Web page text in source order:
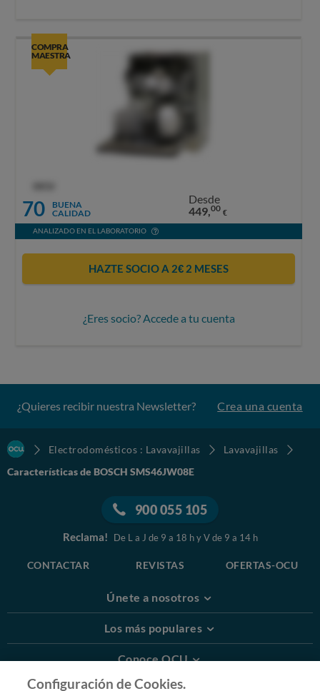
COMPRA
MAESTRA
70
BUENA
CALIDAD
Desde
449,00 €
ANALIZADO EN EL LABORATORIO
HAZTE SOCIO A 2€ 2 MESES
¿Eres socio? Accede a tu cuenta
¿Quieres recibir nuestra Newsletter? Crea una cuenta
Electrodomésticos : Lavavajillas
Lavavajillas
Características de BOSCH SMS46JW08E
900 055 105
Reclama! De L a J de 9 a 18 h y V de 9 a 14 h
CONTACTAR REVISTAS OFERTAS-OCU
Únete a nosotros
Los más populares
Conoce OCU
Configuración de Cookies.